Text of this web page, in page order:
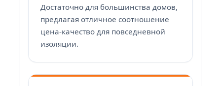
Достаточно для большинства домов,
предлагая отличное соотношение
цена-качество для повседневной
изоляции.